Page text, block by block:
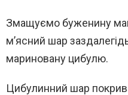
Змащуємо буженину
м’ясний шар
мариновану цибулю.
Цибулинний шар